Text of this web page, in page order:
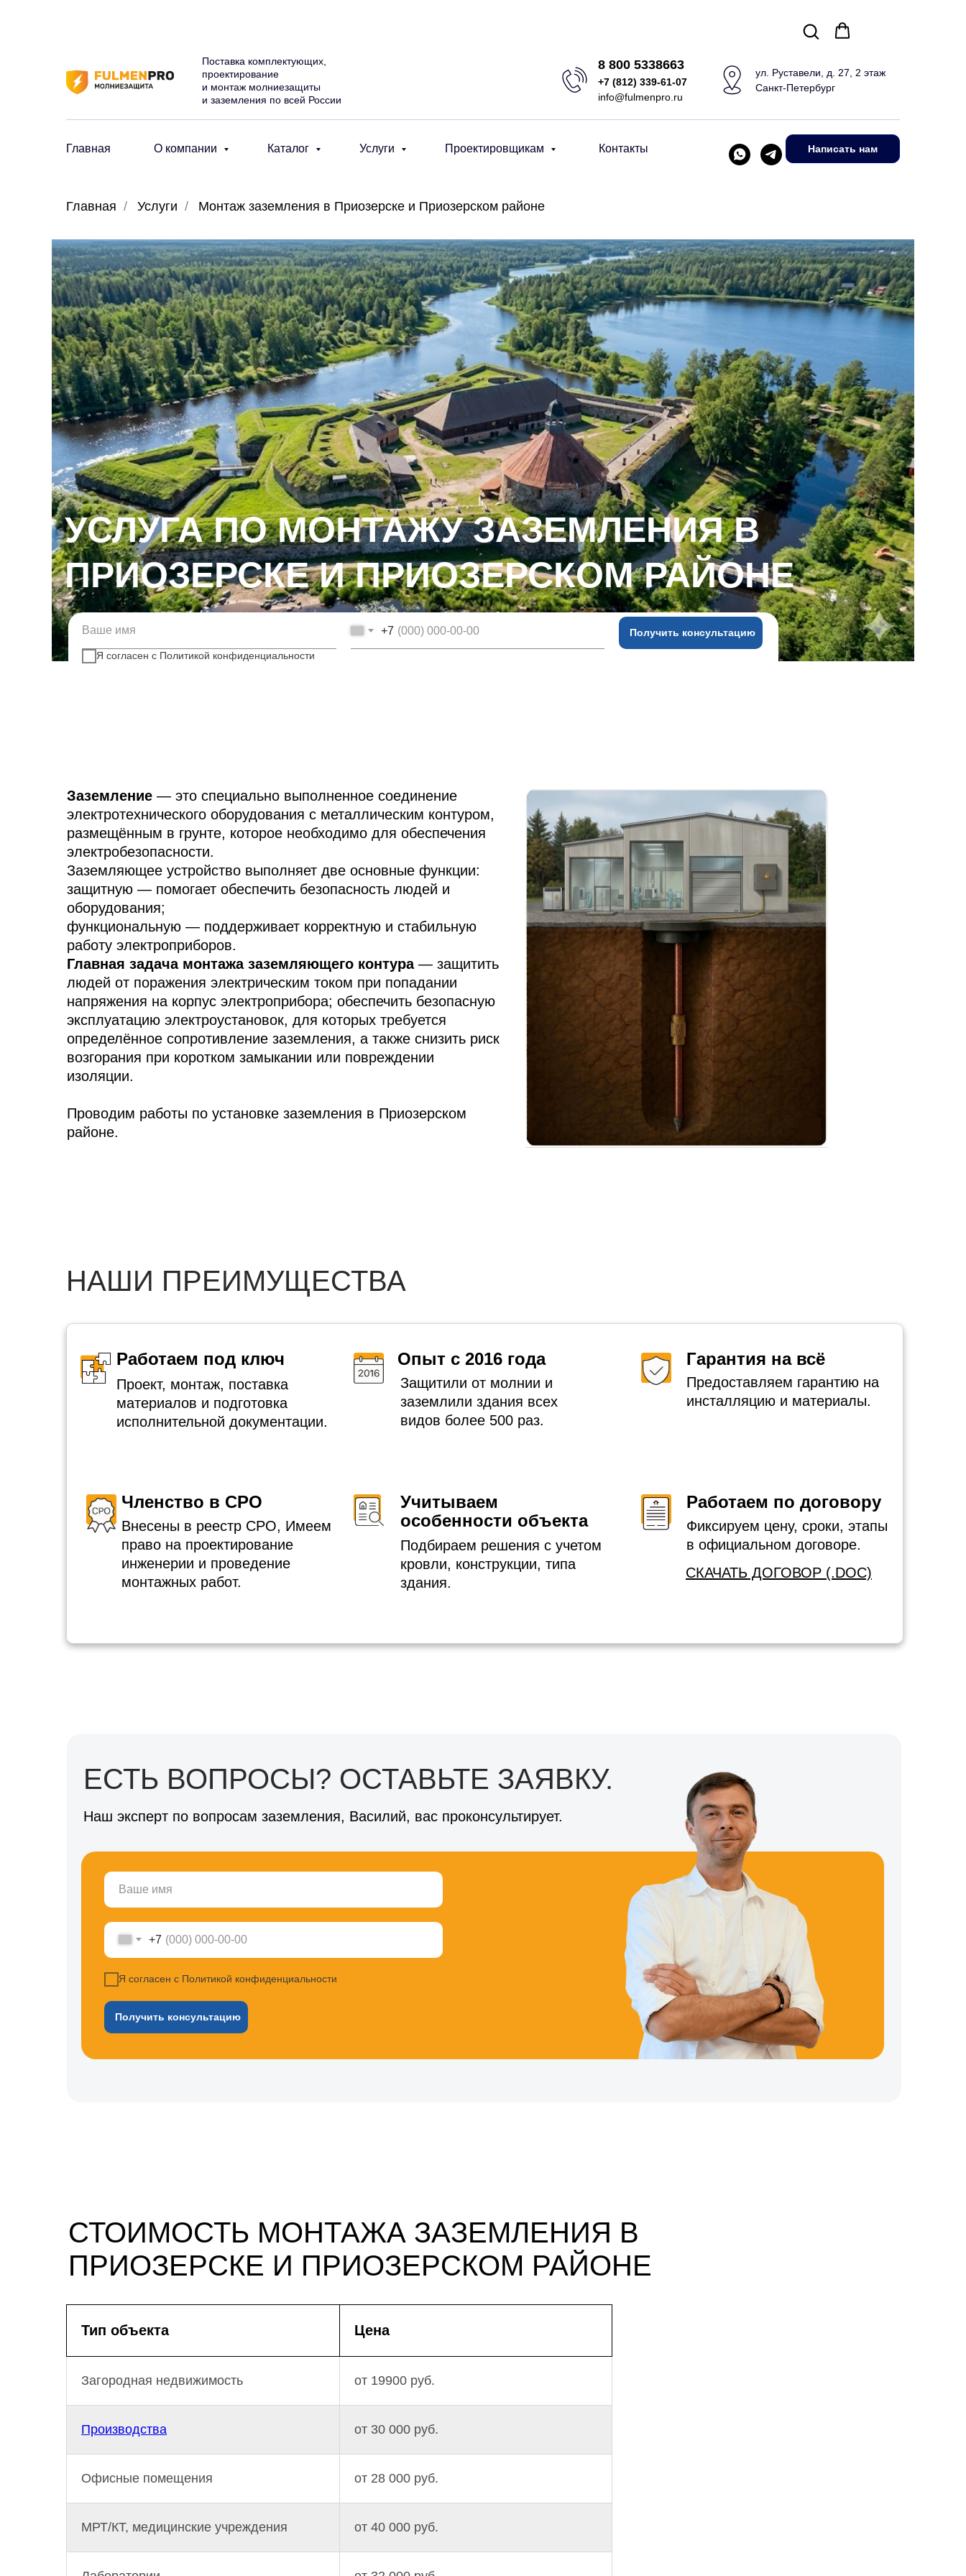
Поставка комплектующих,
проектирование
и монтаж молниезащиты
и заземления по всей России
8 800 5338663
+7 (812) 339-61-07
info@fulmenpro.ru
ул. Руставели, д. 27, 2 этаж
Санкт-Петербург
Главная О компании Каталог Услуги Проектировщикам Контакты Написать нам
Главная / Услуги / Монтаж заземления в Приозерске и Приозерском районе
УСЛУГА ПО МОНТАЖУ ЗАЗЕМЛЕНИЯ В
ПРИОЗЕРСКЕ И ПРИОЗЕРСКОМ РАЙОНЕ
+7
Я согласен с Политикой конфиденциальности
Получить консультацию
Заземление — это специально выполненное соединение
электротехнического оборудования с металлическим контуром,
размещённым в грунте, которое необходимо для обеспечения
электробезопасности.
Заземляющее устройство выполняет две основные функции:
защитную — помогает обеспечить безопасность людей и
оборудования;
функциональную — поддерживает корректную и стабильную
работу электроприборов.
Главная задача монтажа заземляющего контура— защитить
людей от поражения электрическим током при попадании
напряжения на корпус электроприбора; обеспечить безопасную
эксплуатацию электроустановок, для которых требуется
определённое сопротивление заземления, а также снизить риск
возгорания при коротком замыкании или повреждении
изоляции.
Проводим работы по установке заземления в Приозерском
районе.
НАШИ ПРЕИМУЩЕСТВА
Подбираем решения с учетом
кровли, конструкции, типа
здания.
Учитываем
особенности объекта
Предоставляем гарантию на
инсталляцию и материалы.
Гарантия на всё
Внесены в реестр СРО, Имеем
право на проектирование
инженерии и проведение
монтажных работ.
Членство в СРО
Защитили от молнии и
заземлили здания всех
видов более 500 раз.
Опыт с 2016 года
Проект, монтаж, поставка
материалов и подготовка
исполнительной документации.
Работаем под ключ
Фиксируем цену, сроки, этапы
в официальном договоре.
Работаем по договору
СКАЧАТЬ ДОГОВОР (.DOC)
ЕСТЬ ВОПРОСЫ? ОСТАВЬТЕ ЗАЯВКУ.
+7
Я согласен с Политикой конфиденциальности
Получить консультацию
Наш эксперт по вопросам заземления, Василий, вас проконсультирует.
СТОИМОСТЬ МОНТАЖА ЗАЗЕМЛЕНИЯ В
ПРИОЗЕРСКЕ И ПРИОЗЕРСКОМ РАЙОНЕ
Тип объекта Цена
Загородная недвижимость от 19900 руб.
Производства от 30 000 руб.
Офисные помещения от 28 000 руб.
МРТ/КТ, медицинские учреждения от 40 000 руб.